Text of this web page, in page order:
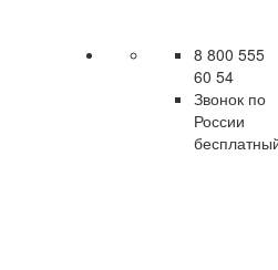
8 800 555
60 54
Звонок по
России